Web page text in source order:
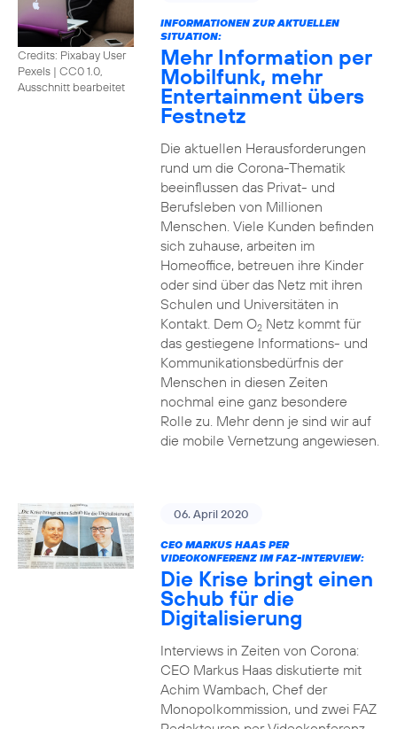
Credits: Pixabay User
Pexels | CC0 1.0,
Ausschnitt bearbeitet
INFORMATIONEN ZUR AKTUELLEN
SITUATION:
Mehr Information per
Mobilfunk, mehr
Entertainment übers
Festnetz
Die aktuellen Herausforderungen
rund um die Corona-Thematik
beeinflussen das Privat- und
Berufsleben von Millionen
Menschen. Viele Kunden befinden
sich zuhause, arbeiten im
Homeoffice, betreuen ihre Kinder
oder sind über das Netz mit ihren
Schulen und Universitäten in
Kontakt. Dem O2Netz kommt für
das gestiegene Informations- und
Kommuni­ka­tions­bedürfnis­ der
Menschen in diesen Zeiten
nochmal eine ganz besondere
Rolle zu. Mehr denn je sind wir auf
die mobile Vernetzung angewiesen.
06. April 2020
CEO MARKUS HAAS PER
VIDEOKONFERENZ IM FAZ-INTERVIEW:
Die Krise bringt einen
Schub für die
Digitalisierung
Interviews in Zeiten von Corona:
CEO Markus Haas diskutierte mit
Achim Wambach, Chef der
Monopolkommission, und zwei FAZ